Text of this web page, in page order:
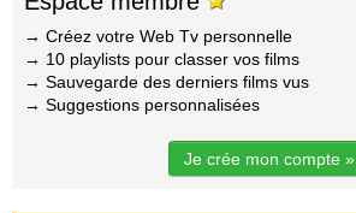
→ Créez votre Web Tv personnelle
→ 10 playlists pour classer vos films
→ Sauvegarde des derniers films vus
→ Suggestions personnalisées
Je crée mon compte »